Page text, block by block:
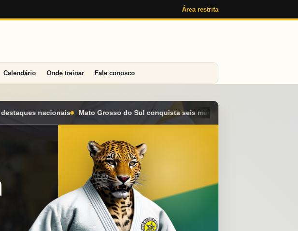
Área restrita
Calendário Onde treinar Fale conosco
do Sul conquista seis medalhas e alcança o 4º lugar geral no Campeonato Brasileiro